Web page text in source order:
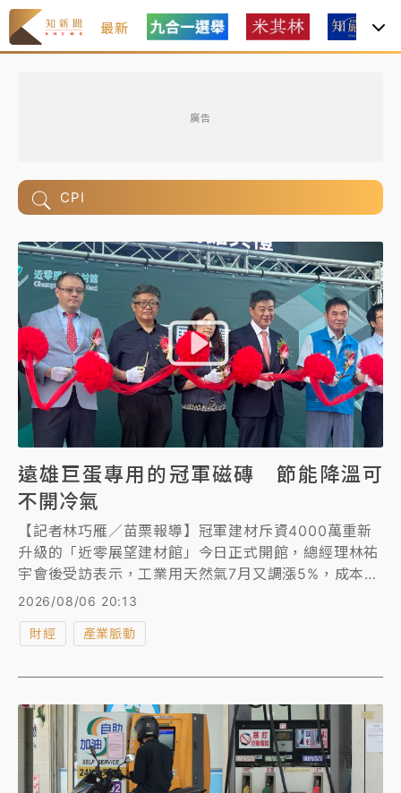
最新
廣告
CPI
遠雄巨蛋專用的冠軍磁磚 節能降溫可
不開冷氣
【記者林巧雁／苗栗報導】冠軍建材斥資4000萬重新
升級的「近零展望建材館」今日正式開館，總經理林祐
宇會後受訪表示，工業用天然氣7月又調漲5%，成本占
3成，一年天然氣已漲超過4成，每月成本增加約百萬
全反映，成本多自行吸收，壓縮獲利空間，訂單能見度
2026/08/06 20:13
財經 產業脈動